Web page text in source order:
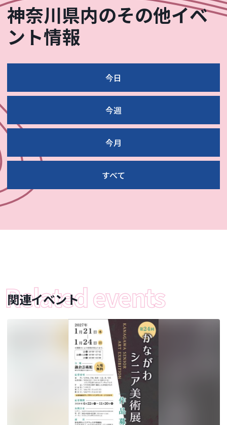
神奈川県内のその他イベ
ント情報
今日
今週
今月
すべて
関連イベント